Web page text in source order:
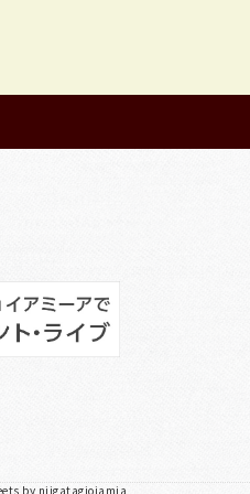
by niigatagioiamia